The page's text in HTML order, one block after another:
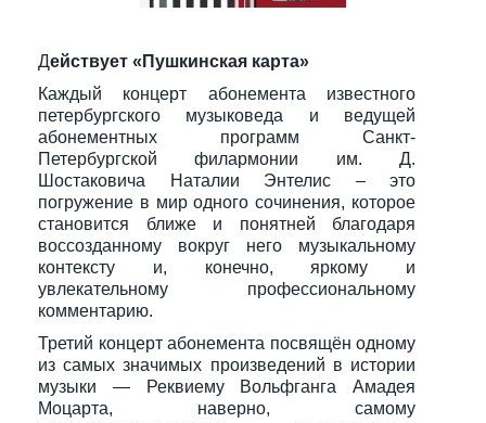
Действует «Пушкинская карта»
Каждый концерт абонемента известного
петербургского музыковеда и ведущей
абонементных программ Санкт-
Петербургской филармонии им. Д.
Шостаковича Наталии Энтелис – это
погружение в мир одного сочинения, которое
становится ближе и понятней благодаря
воссозданному вокруг него музыкальному
контексту и, конечно, яркому и
увлекательному профессиональному
комментарию.
Третий концерт абонемента посвящён одному
из самых значимых произведений в истории
музыки — Реквиему Вольфганга Амадея
Моцарта, наверно, самому